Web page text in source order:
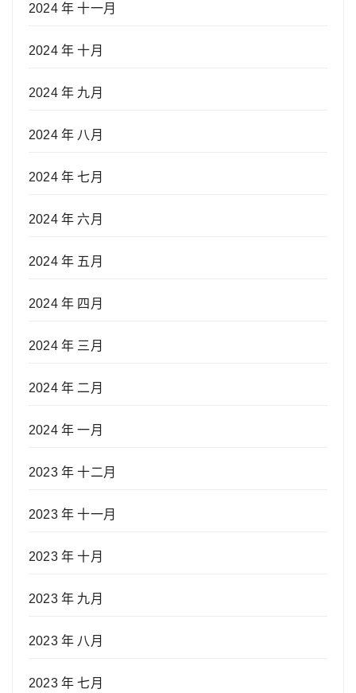
2024 年 十一月
2024 年 十月
2024 年 九月
2024 年 八月
2024 年 七月
2024 年 六月
2024 年 五月
2024 年 四月
2024 年 三月
2024 年 二月
2024 年 一月
2023 年 十二月
2023 年 十一月
2023 年 十月
2023 年 九月
2023 年 八月
2023 年 七月